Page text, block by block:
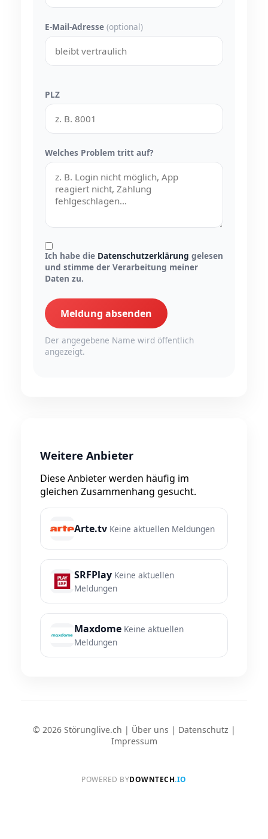
E-Mail-Adresse (optional)
PLZ
Welches Problem tritt auf?
Ich habe die Datenschutzerklärung gelesen
und stimme der Verarbeitung meiner
Daten zu.
Meldung absenden
Der angegebene Name wird öffentlich
angezeigt.
Weitere Anbieter
Diese Anbieter werden häufig im
gleichen Zusammenhang gesucht.
Arte.tv Keine aktuellen Meldungen
SRFPlay Keine aktuellen
Meldungen
Maxdome Keine aktuellen
Meldungen
© 2026 Störunglive.ch | Über uns | Datenschutz |
Impressum
POWERED BYDOWNTECH.IO